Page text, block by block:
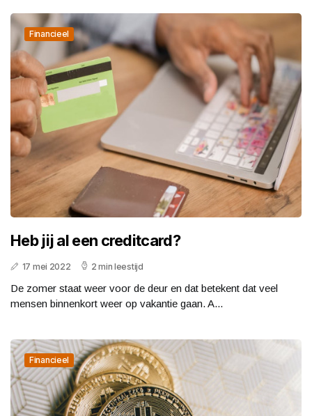
Financieel
Heb jij al een creditcard?
17 mei 2022 2 min leestijd
De zomer staat weer voor de deur en dat betekent dat veel
mensen binnenkort weer op vakantie gaan. A...
Financieel